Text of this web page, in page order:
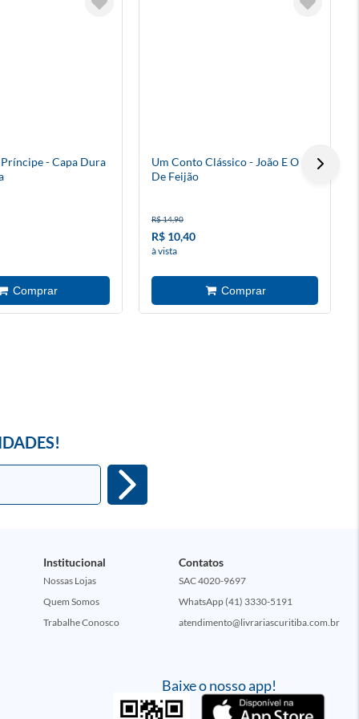
- Capa Dura
Um Conto Clássico - João E O Pé
De Feijão
R$ 14,90
R$ 10,40
à vista
Baixe o nosso app!
Institucional
Nossas Lojas
Quem Somos
Trabalhe Conosco
Contatos
SAC 4020-9697
WhatsApp (41) 3330-5191
atendimento@livrariascuritiba.com.br